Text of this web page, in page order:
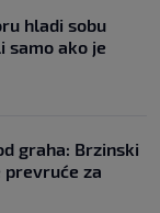
hladi sobu
samo ako je
graha: Brzinski
prevruće za